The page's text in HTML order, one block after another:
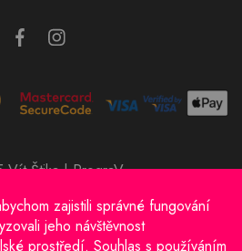
Štika | PrograV
e-shopu: Vít Štika